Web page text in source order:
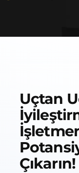
Uçtan
Çıkarın!